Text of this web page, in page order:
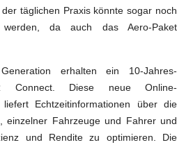
täglichen Praxis könnte sogar noch
da auch das Aero-Paket
erhalten ein 10-Jahres-
Connect. Diese neue Online-
liefert Echtzeitinformationen über die
einzelner Fahrzeuge und Fahrer und
und Rendite zu optimieren. Die